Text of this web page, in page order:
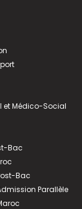
et Médico-Social
Bac
Bac
Parallèle